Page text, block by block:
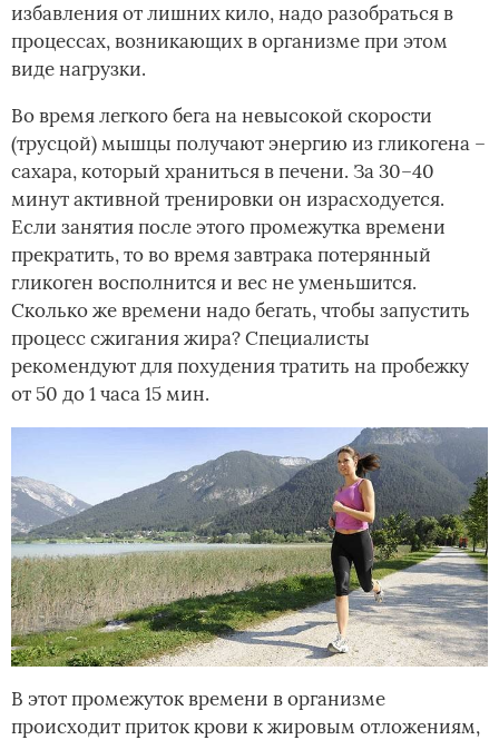
избавления от лишних кило, надо разобраться в
процессах, возникающих в организме при этом
виде нагрузки.
Во время легкого бега на невысокой скорости
(трусцой) мышцы получают энергию из гликогена –
сахара, который храниться в печени. За 30–40
минут активной тренировки он израсходуется.
Если занятия после этого промежутка времени
прекратить, то во время завтрака потерянный
гликоген восполнится и вес не уменьшится.
Сколько же времени надо бегать, чтобы запустить
процесс сжигания жира? Специалисты
рекомендуют для похудения тратить на пробежку
от 50 до 1 часа 15 мин.
В этот промежуток времени в организме
происходит приток крови к жировым отложениям,